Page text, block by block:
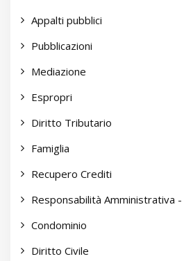
Appalti pubblici
Pubblicazioni
Mediazione
Espropri
Diritto Tributario
Famiglia
Recupero Crediti
Responsabilità Amministrativa
Condominio
Diritto Civile